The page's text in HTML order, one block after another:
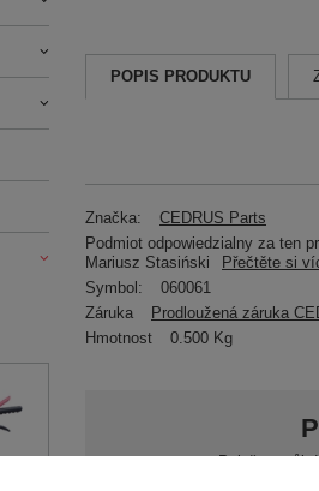
POPIS PRODUKTU
Značka:
CEDRUS Parts
Podmiot odpowiedzialny za ten
Mariusz Stasiński
Přečtěte si
Symbol:
060061
Záruka
Prodloužená záruka
Hmotnost
0.500 Kg
Položte svůj